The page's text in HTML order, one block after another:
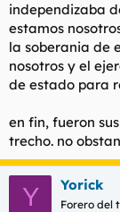
independizaba
estamos
la soberania de
nosotros y el
de estado para
en fin, fueron
trecho. no
Y Yorick
Forero del